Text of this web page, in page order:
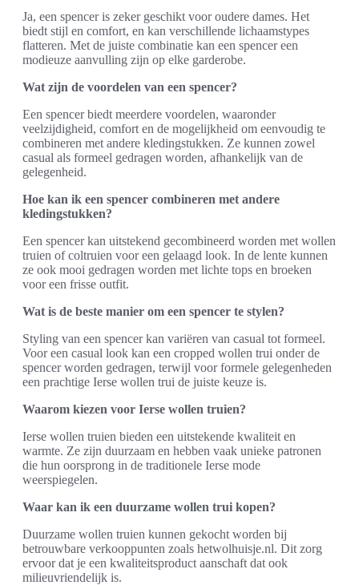
Ja, een spencer is zeker geschikt voor oudere dames. Het
biedt stijl en comfort, en kan verschillende lichaamstypes
flatteren. Met de juiste combinatie kan een spencer een
modieuze aanvulling zijn op elke garderobe.
Wat zijn de voordelen van een spencer?
Een spencer biedt meerdere voordelen, waaronder
veelzijdigheid, comfort en de mogelijkheid om eenvoudig te
combineren met andere kledingstukken. Ze kunnen zowel
casual als formeel gedragen worden, afhankelijk van de
gelegenheid.
Hoe kan ik een spencer combineren met andere
kledingstukken?
Een spencer kan uitstekend gecombineerd worden met wollen
truien of coltruien voor een gelaagd look. In de lente kunnen
ze ook mooi gedragen worden met lichte tops en broeken
voor een frisse outfit.
Wat is de beste manier om een spencer te stylen?
Styling van een spencer kan variëren van casual tot formeel.
Voor een casual look kan een cropped wollen trui onder de
spencer worden gedragen, terwijl voor formele gelegenheden
een prachtige Ierse wollen trui de juiste keuze is.
Waarom kiezen voor Ierse wollen truien?
Ierse wollen truien bieden een uitstekende kwaliteit en
warmte. Ze zijn duurzaam en hebben vaak unieke patronen
die hun oorsprong in de traditionele Ierse mode
weerspiegelen.
Waar kan ik een duurzame wollen trui kopen?
Duurzame wollen truien kunnen gekocht worden bij
betrouwbare verkooppunten zoals hetwolhuisje.nl. Dit zorg
ervoor dat je een kwaliteitsproduct aanschaft dat ook
milieuvriendelijk is.